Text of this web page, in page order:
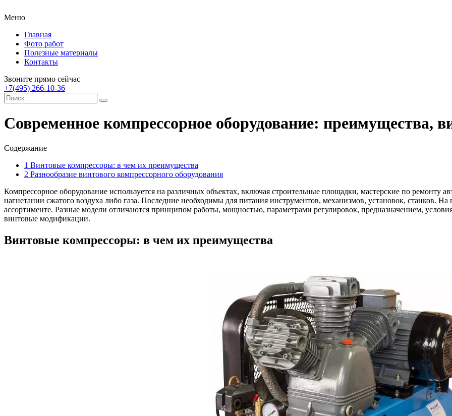
Меню
Главная
Фото работ
Полезные материалы
Контакты
Звоните прямо сейчас
+7(495) 266-10-36
Современное компрессорное оборудование: преимущества,
Содержание
1 Винтовые компрессоры: в чем их преимущества
2 Разнообразие винтового компрессорного оборудования
Компрессорное оборудование используется на различных объектах, включая строительные площадки, мастерские по ремонту
нагнетании сжатого воздуха либо газа. Последние необходимы для питания инструментов, механизмов, установок, станков. На
ассортименте. Разные модели отличаются принципом работы, мощностью, параметрами регулировок, предназначением,
винтовые модификации.
Винтовые компрессоры: в чем их преимущества